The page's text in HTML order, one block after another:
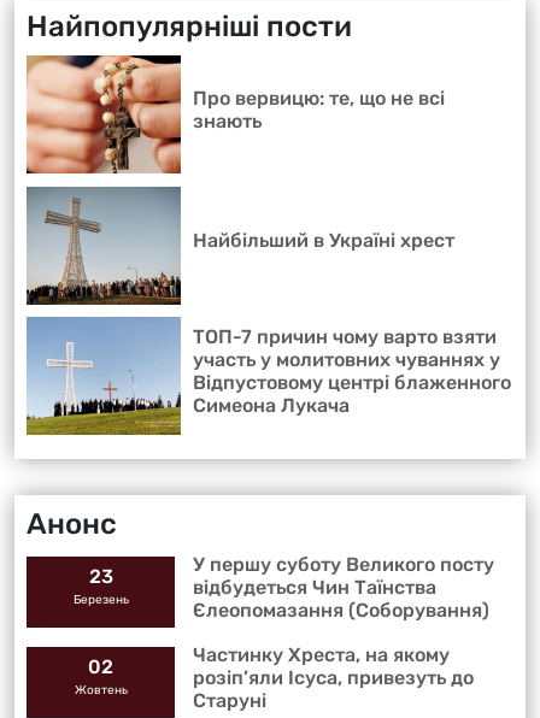
Найпопулярніші пости
Про вервицю: те, що не всі
знають
Найбільший в Україні хрест
ТОП-7 причин чому варто взяти
участь у молитовних чуваннях у
Відпустовому центрі блаженного
Симеона Лукача
Анонс
23
Березень
У першу суботу Великого посту
відбудеться Чин Таїнства
Єлеопомазання (Соборування)
02
Жовтень
Частинку Хреста, на якому
розіп’яли Ісуса, привезуть до
Старуні